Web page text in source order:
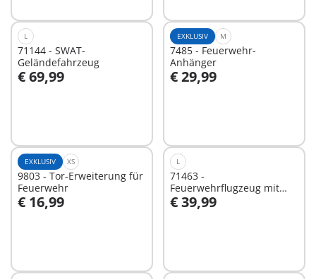
L
71144 - SWAT-
Geländefahrzeug
€ 69,99
In den Warenkorb
EXKLUSIV M
7485 - Feuerwehr-
Anhänger
€ 29,99
In den Warenkorb
EXKLUSIV XS
9803 - Tor-Erweiterung für
Feuerwehr
€ 16,99
In den Warenkorb
L
71463 -
Feuerwehrflugzeug mit
Löschfunktion
€ 39,99
In den Warenkorb